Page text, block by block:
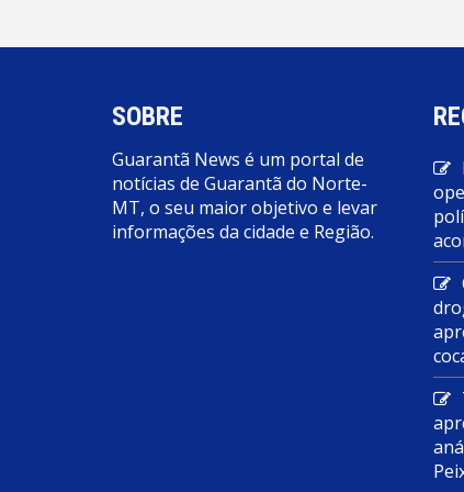
SOBRE
Guarantã News é um portal de
notícias de Guarantã do Norte-
MT, o seu maior objetivo e levar
informações da cidade e Região.